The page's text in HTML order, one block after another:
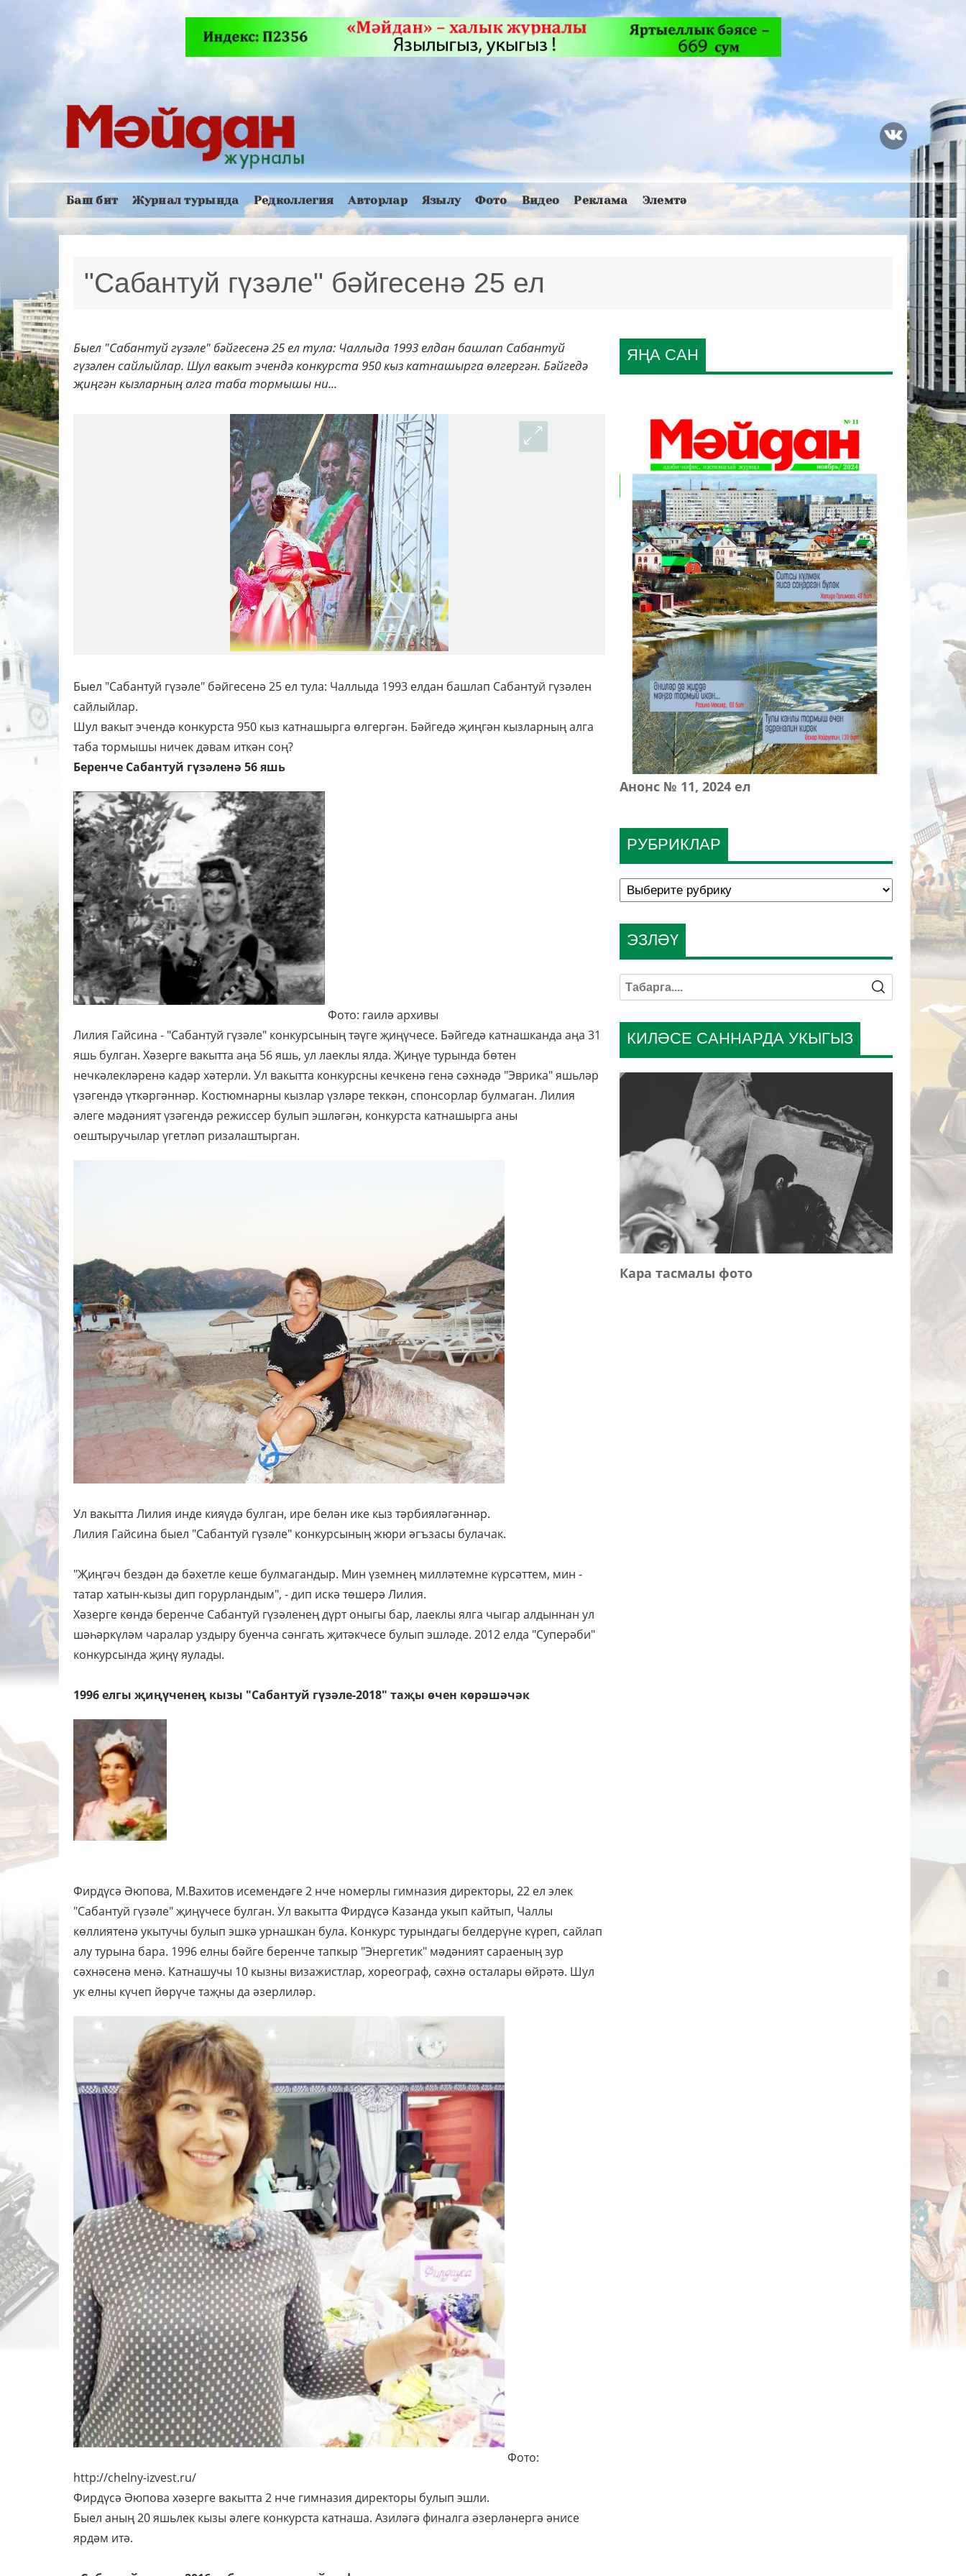
Баш бит Журнал турында Редколлегия Авторлар Язылу Фото Видео Реклама Элемтә
"Сабантуй гүзәле" бәйгесенә 25 ел
Быел "Сабантуй гүзәле" бәйгесенә 25 ел тула: Чаллыда 1993 елдан башлап Сабантуй
гүзәлен сайлыйлар. Шул вакыт эчендә конкурста 950 кыз катнашырга өлгергән. Бәйгедә
җиңгән кызларның алга таба тормышы ни...
Быел "Сабантуй гүзәле" бәйгесенә 25 ел тула: Чаллыда 1993 елдан башлап Сабантуй гүзәлен
сайлыйлар.
Шул вакыт эчендә конкурста 950 кыз катнашырга өлгергән. Бәйгедә җиңгән кызларның алга
таба тормышы ничек дәвам иткән соң?
Беренче Сабантуй гүзәленә 56 яшь
Фото: гаилә архивы
Лилия Гайсина - "Сабантуй гүзәле" конкурсының тәүге җиңүчесе. Бәйгедә катнашканда аңа 31
яшь булган. Хәзерге вакытта аңа 56 яшь, ул лаеклы ялда. Җиңүе турында бөтен
нечкәлекләренә кадәр хәтерли. Ул вакытта конкурсны кечкенә генә сәхнәдә "Эврика" яшьләр
үзәгендә үткәргәннәр. Костюмнарны кызлар үзләре теккән, спонсорлар булмаган. Лилия
әлеге мәдәният үзәгендә режиссер булып эшләгән, конкурста катнашырга аны
оештыручылар үгетләп ризалаштырган.
Ул вакытта Лилия инде кияүдә булган, ире белән ике кыз тәрбияләгәннәр.
Лилия Гайсина быел "Сабантуй гүзәле" конкурсының жюри әгъзасы булачак.
"Җиңгәч бездән дә бәхетле кеше булмагандыр. Мин үземнең милләтемне күрсәттем, мин -
татар хатын-кызы дип горурландым", - дип искә төшерә Лилия.
Хәзерге көндә беренче Сабантуй гүзәленең дүрт оныгы бар, лаеклы ялга чыгар алдыннан ул
шәһәркүләм чаралар уздыру буенча сәнгать җитәкчесе булып эшләде. 2012 елда "Суперәби"
конкурсында җиңү яулады.
1996 елгы җиңүченең кызы "Сабантуй гүзәле-2018" таҗы өчен көрәшәчәк
Фирдүсә Әюпова, М.Вахитов исемендәге 2 нче номерлы гимназия директоры, 22 ел элек
"Сабантуй гүзәле" җиңүчесе булган. Ул вакытта Фирдүсә Казанда укып кайтып, Чаллы
көллиятенә укытучы булып эшкә урнашкан була. Конкурс турындагы белдерүне күреп, сайлап
алу турына бара. 1996 елны бәйге беренче тапкыр "Энергетик" мәдәният сараеның зур
сәхнәсенә менә. Катнашучы 10 кызны визажистлар, хореограф, сәхнә осталары өйрәтә. Шул
ук елны күчеп йөрүче таҗны да әзерлиләр.
Фото:
http://chelny-izvest.ru/
Фирдүсә Әюпова хәзерге вакытта 2 нче гимназия директоры булып эшли.
Быел аның 20 яшьлек кызы әлеге конкурста катнаша. Азиләгә финалга әзерләнергә әнисе
ярдәм итә.
РУБРИКЛАР
ЯҢА САН
Анонс № 11, 2024 ел
КИЛӘСЕ САННАРДА УКЫГЫЗ
Кара тасмалы фото
ЭЗЛӘҮ